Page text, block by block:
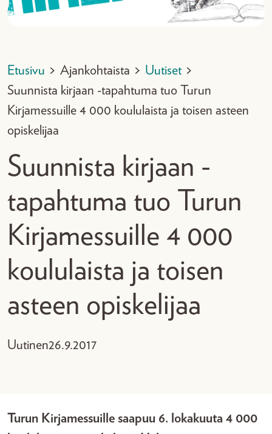
Etusivu > Ajankohtaista > Uutiset >
Suunnista kirjaan -tapahtuma tuo Turun
Kirjamessuille 4 000 koululaista ja toisen asteen
opiskelijaa
Suunnista kirjaan -
tapahtuma tuo Turun
Kirjamessuille 4 000
koululaista ja toisen
asteen opiskelijaa
Uutinen26.9.2017
Turun Kirjamessuille saapuu 6. lokakuuta 4 000